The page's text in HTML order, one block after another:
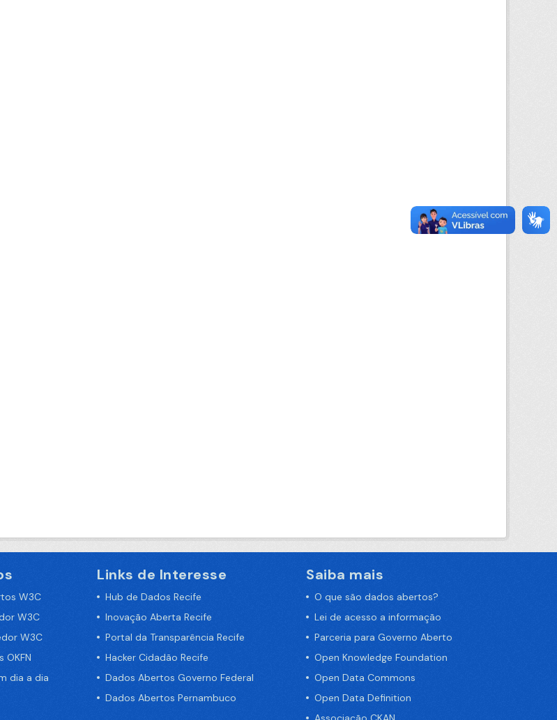
W3C
W3C
W3C
OKFN
dia a dia
Links de Interesse
Hub de Dados Recife
Inovação Aberta Recife
Portal da Transparência Recife
Hacker Cidadão Recife
Dados Abertos Governo Federal
Dados Abertos Pernambuco
Saiba mais
O que são dados abertos?
Lei de acesso a informação
Parceria para Governo Aberto
Open Knowledge Foundation
Open Data Commons
Open Data Definition